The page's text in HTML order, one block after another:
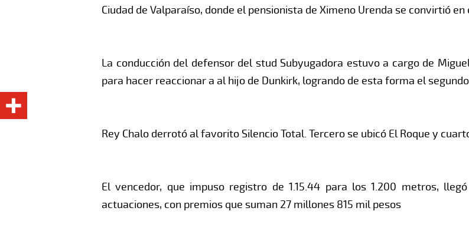
Ciudad de Valparaíso, donde el pensionista de Ximeno Urenda se convirtió
La conducción del defensor del stud Subyugadora estuvo a cargo de
para hacer reaccionar a al hijo de Dunkirk, logrando de esta forma el
Rey Chalo derrotó al favorito Silencio Total. Tercero se ubicó El Roque y
El vencedor, que impuso registro de 1.15.44 para los 1.200 metros,
actuaciones, con premios que suman 27 millones 815 mil pesos